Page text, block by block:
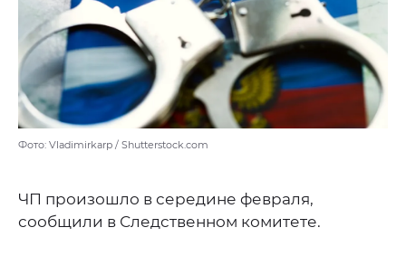
Фото: Vladimirkarp / Shutterstock.com
ЧП произошло в середине февраля,
сообщили в Следственном комитете.